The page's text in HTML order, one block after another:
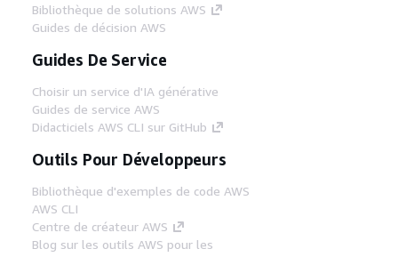
Bibliothèque de solutions AWS
Guides de décision AWS
Guides De Service
Choisir un service d'IA générative
Guides de service AWS
Didacticiels AWS CLI sur GitHub
Outils Pour Développeurs
Bibliothèque d'exemples de code AWS
AWS CLI
Centre de créateur AWS
Blog sur les outils AWS pour les